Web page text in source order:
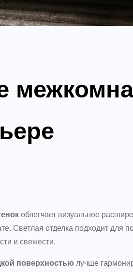
облегчает визуальное
Светлая отделка подходит для
и свежести.
поверхностью лучше